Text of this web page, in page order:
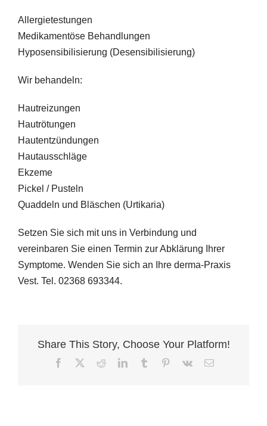
Allergietestungen
Medikamentöse Behandlungen
Hyposensibilisierung (Desensibilisierung)
Wir behandeln:
Hautreizungen
Hautrötungen
Hautentzündungen
Hautausschläge
Ekzeme
Pickel / Pusteln
Quaddeln und Bläschen (Urtikaria)
Setzen Sie sich mit uns in Verbindung und
vereinbaren Sie einen Termin zur Abklärung Ihrer
Symptome. Wenden Sie sich an Ihre derma-Praxis
Vest. Tel. 02368 693344.
Share This Story, Choose Your Platform!
Facebook RedditLinkedInTumblr Pinterest
Vk
E-